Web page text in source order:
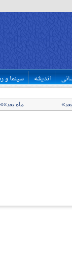
اندیشه سینما و
ماه بعد»»